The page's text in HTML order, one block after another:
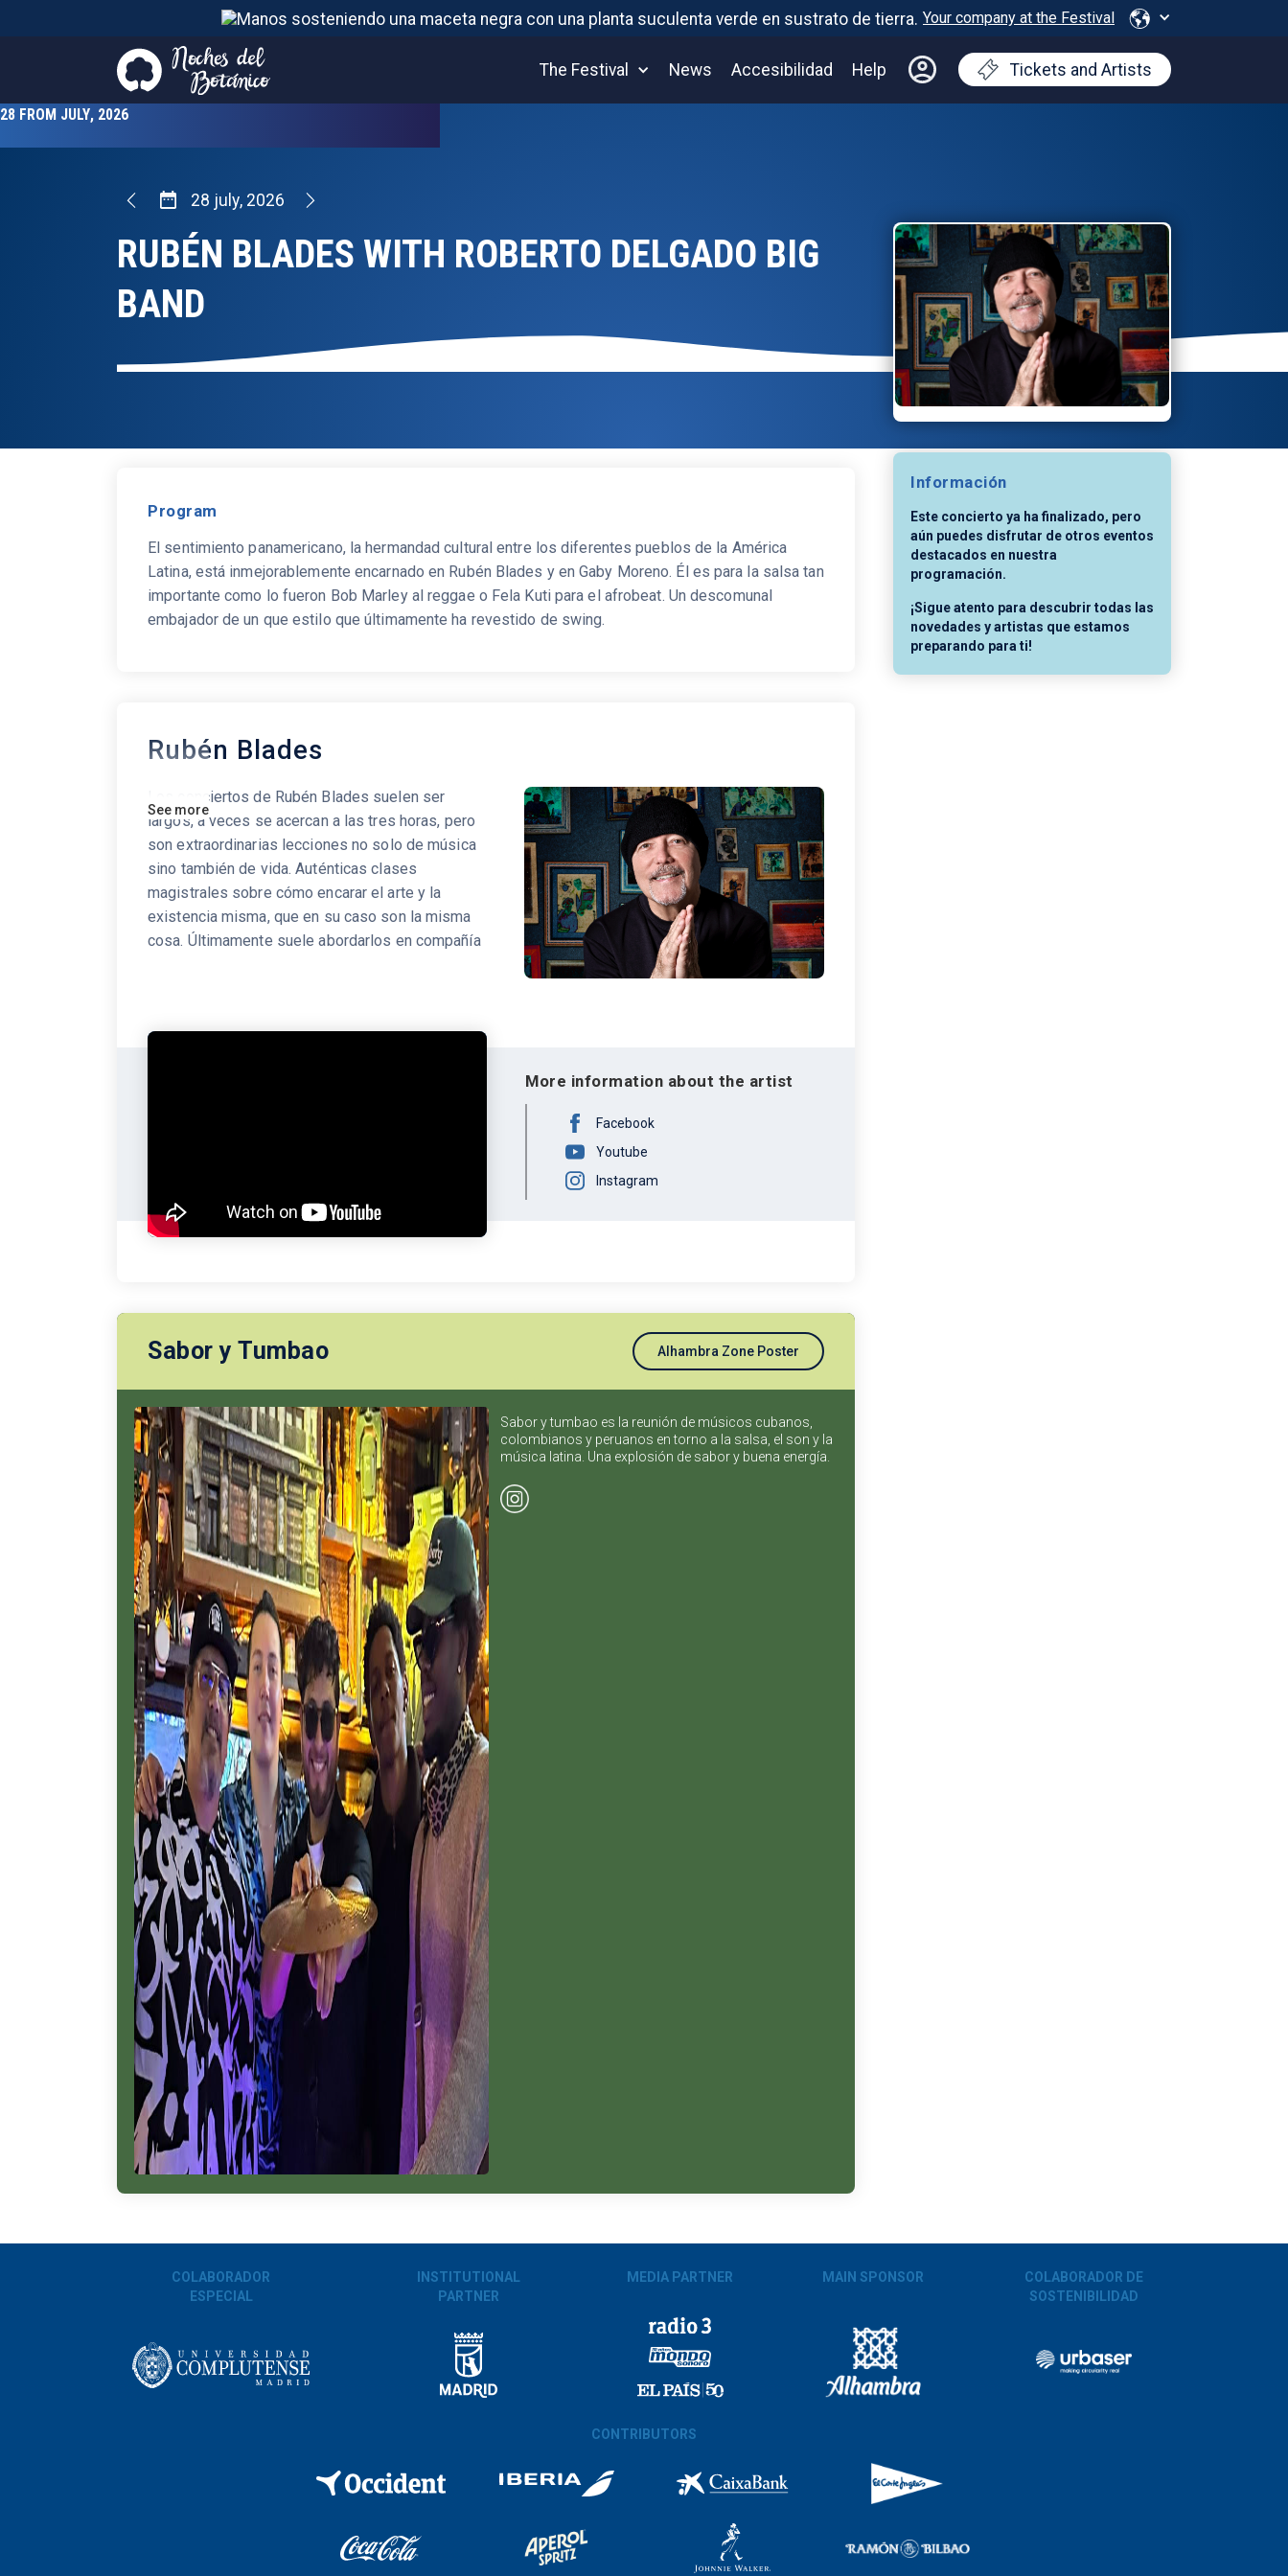
Your company at the Festival
The Festival News Accesibilidad Help Tickets and Artists
RUBÉN BLADES WITH ROBERTO
DELGADO BIG BAND
28 FROM JULY, 2026
28 july, 2026
RUBÉN BLADES WITH ROBERTO DELGADO BIG
BAND
Program
El sentimiento panamericano, la hermandad cultural entre los diferentes pueblos de la América
Latina, está inmejorablemente encarnado en Rubén Blades y en Gaby Moreno. Él es para la salsa tan
importante como lo fueron Bob Marley al reggae o Fela Kuti para el afrobeat. Un descomunal
embajador de un que estilo que últimamente ha revestido de swing.
Rubén Blades
Los conciertos de Rubén Blades suelen ser
largos, a veces se acercan a las tres horas, pero
son extraordinarias lecciones no solo de música
sino también de vida. Auténticas clases
magistrales sobre cómo encarar el arte y la
existencia misma, que en su caso son la misma
cosa. Últimamente suele abordarlos en compañía
que es un reconocimiento a los orígenes latinos
See more
More information about the artist
Facebook
Youtube
Instagram
Sabor y Tumbao Alhambra Zone Poster
Sabor y tumbao es la reunión de músicos cubanos,
colombianos y peruanos en torno a la salsa, el son y la
música latina. Una explosión de sabor y buena energía.
Información
Este concierto ya ha finalizado, pero
aún puedes disfrutar de otros eventos
destacados en nuestra
programación.
¡Sigue atento para descubrir todas las
novedades y artistas que estamos
preparando para ti!
COLABORADOR
ESPECIAL
INSTITUTIONAL
PARTNER
MEDIA PARTNER MAIN SPONSOR
COLABORADOR DE
SOSTENIBILIDAD
CONTRIBUTORS